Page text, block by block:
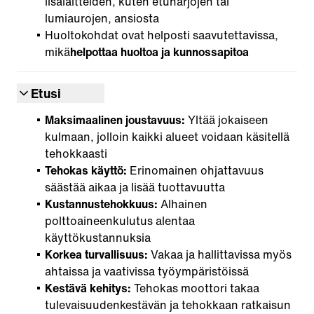
lumiaurojen, ansiosta
Huoltokohdat ovat helposti saavutettavissa,
mikähelpottaa huoltoa ja kunnossapitoa
Etusi
Maksimaalinen joustavuus: Yltää jokaiseen
kulmaan, jolloin kaikki alueet voidaan käsitellä
tehokkaasti
Tehokas käyttö: Erinomainen ohjattavuus
säästää aikaa ja lisää tuottavuutta
Kustannustehokkuus: Alhainen
polttoaineenkulutus alentaa
käyttökustannuksia
Korkea turvallisuus: Vakaa ja hallittavissa myös
ahtaissa ja vaativissa työympäristöissä
Kestävä kehitys: Tehokas moottori takaa
tulevaisuudenkestävän ja tehokkaan ratkaisun